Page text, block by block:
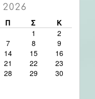
Π Σ
Κ
1
2
7 8
9
14 15
16
21 22
23
28 29
30